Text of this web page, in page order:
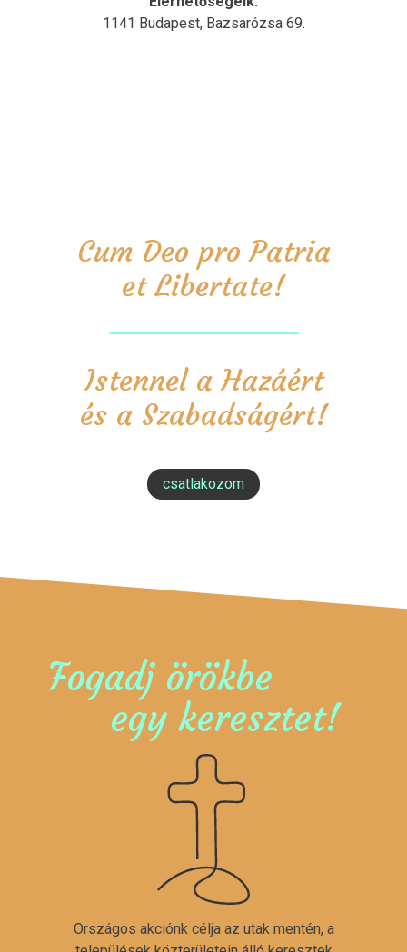
1141 Budapest, Bazsarózsa 69.
Cum Deo pro Patria
et Libertate!
Istennel a Hazáért
és a Szabadságért!
csatlakozom
Fogadj örökbe
egy keresztet!
Országos akciónk célja az utak mentén, a